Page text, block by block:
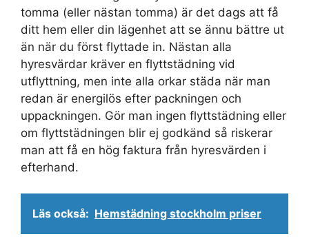
tomma (eller nästan tomma) är det dags att få
ditt hem eller din lägenhet att se ännu bättre ut
än när du först flyttade in. Nästan alla
hyresvärdar kräver en flyttstädning vid
utflyttning, men inte alla orkar städa när man
redan är energilös efter packningen och
uppackningen. Gör man ingen flyttstädning eller
om flyttstädningen blir ej godkänd så riskerar
man att få en hög faktura från hyresvärden i
efterhand.
Läs också: Hemstädning stockholm priser